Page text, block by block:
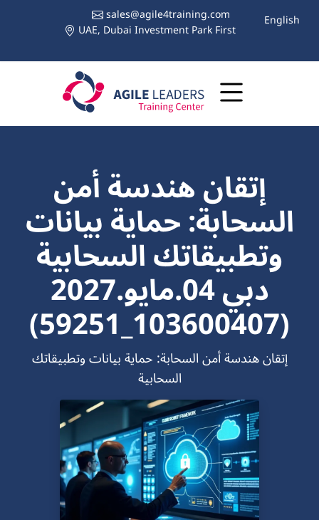
sales@agile4training.com
UAE, Dubai Investment Park First English
إتقان هندسة أمن
السحابة: حماية بيانات
وتطبيقاتك السحابية
دبي 04.مايو.2027
(103600407_59251)
إتقان هندسة أمن السحابة: حماية بيانات وتطبيقاتك
السحابية